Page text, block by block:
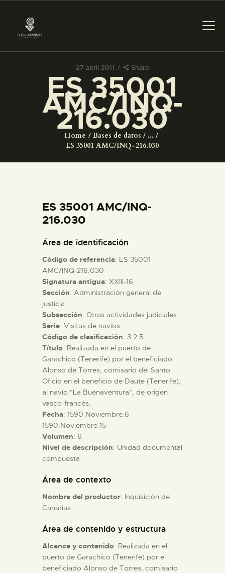
27 abril 2011 Share
ES 35001
AMC/INQ-
216.030
Home Bases de datos
...
ES 35001 AMC/INQ-216.030
PREPARAR LA VISITA
ACTIVIDADES
COLECCIONES
ESPAÑOL
PREPARAR LA VISITA
ACTIVIDADES
█
EL MUSEO
COLECCIONES
DIDÁCTICA
ESPAÑOL
ES 35001 AMC/INQ-
216.030
Área de identificación
Código de referencia: ES 35001
AMC/INQ-216.030
Signatura antigua: XXIII-16
Sección: Administración general de
justicia
Subsección: Otras actividades judiciales
Serie: Visitas de navíos
Código de clasificación: 3.2.5
Título: Realizada en el puerto de
Garachico (Tenerife) por el beneficiado
Alonso de Torres, comisario del Santo
Oficio en el beneficio de Daute (Tenerife),
al navío "La Buenaventura", de origen
vasco-francés.
Fecha: 1590.Noviembre.6-
1590.Noviembre.15
Volumen: 6
Nivel de descripción: Unidad documental
compuesta
Área de contexto
Nombre del productor: Inquisición de
Canarias
Área de contenido y estructura
Alcance y contenido: Realizada en el
puerto de Garachico (Tenerife) por el
beneficiado Alonso de Torres, comisario